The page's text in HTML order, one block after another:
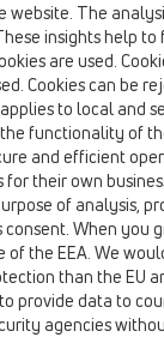
ir PVC
website. The
insights help
are used.
Cookies can be
to local and
functionality of
and efficient
their own
of analysis,
When you
the EEA. We
than the EU
provide data to
agencies